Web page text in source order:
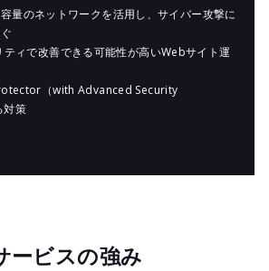
量のネットワークを活用し、サイバー攻撃に
ィで改善できる可能性が高いWebサイト運
（with Advanced Security
対策
ービスの強み